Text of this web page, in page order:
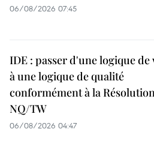
06/08/2026 07:45
IDE : passer d'une logique de
à une logique de qualité
conformément à la
NQ/TW
06/08/2026 04:47